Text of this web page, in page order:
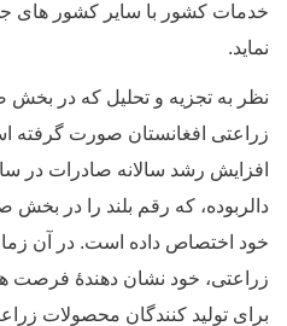
خدمات کشور با سایر کشور های
نماید.
نظر به تجزیه و تحلیل که در
زراعتی افغانستان صورت گرفته
دالر بوده، که رقم بلند را در
خود اختصاص داده است. در آن
زراعتی، خود نشان دهندۀ فرصت
برای تولید کنندگان محصولات